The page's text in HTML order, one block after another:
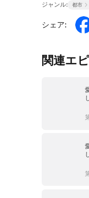
ジャンル: 都市
シェア:
関連エ